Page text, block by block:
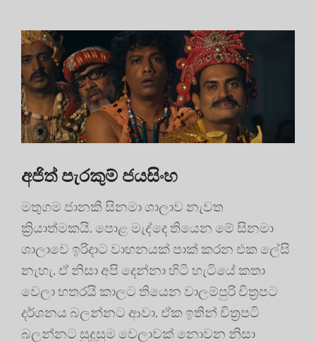
අජිත් පැරකුම් ජයසිංහ
මතුගම ජානකී සිනමා ශාලාව නැවත
ක්‍රියාත්මකයි. පොළ මැද්දෙ තියෙන මේ සිනමා
ශාලාවෙ ඉරිදාට වාහනයක් පාක් කරන එක ලේසි
නැහැ. ඒ නිසා අපි දෙන්නා හිටි හැටියේ කතා
වෙලා හතරයි කාලට තියෙන වාලම්පුරි චිත්‍රපට
දර්ශනය බලන්නට ආවා. ඒක ඉතින් චිත්‍රපටි
බලන්නට සුදුසුම වෙලාවක් නොවන නිසා